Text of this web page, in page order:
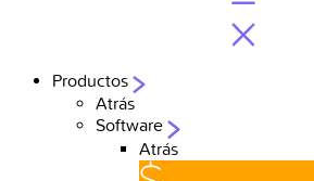
Productos
Atrás
Software
Atrás